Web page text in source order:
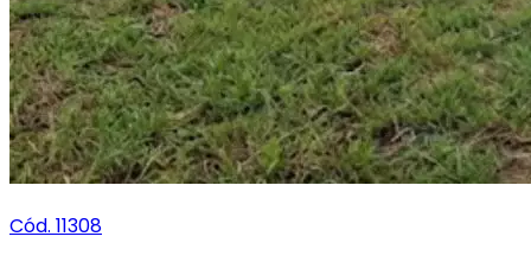
Cód. 11308